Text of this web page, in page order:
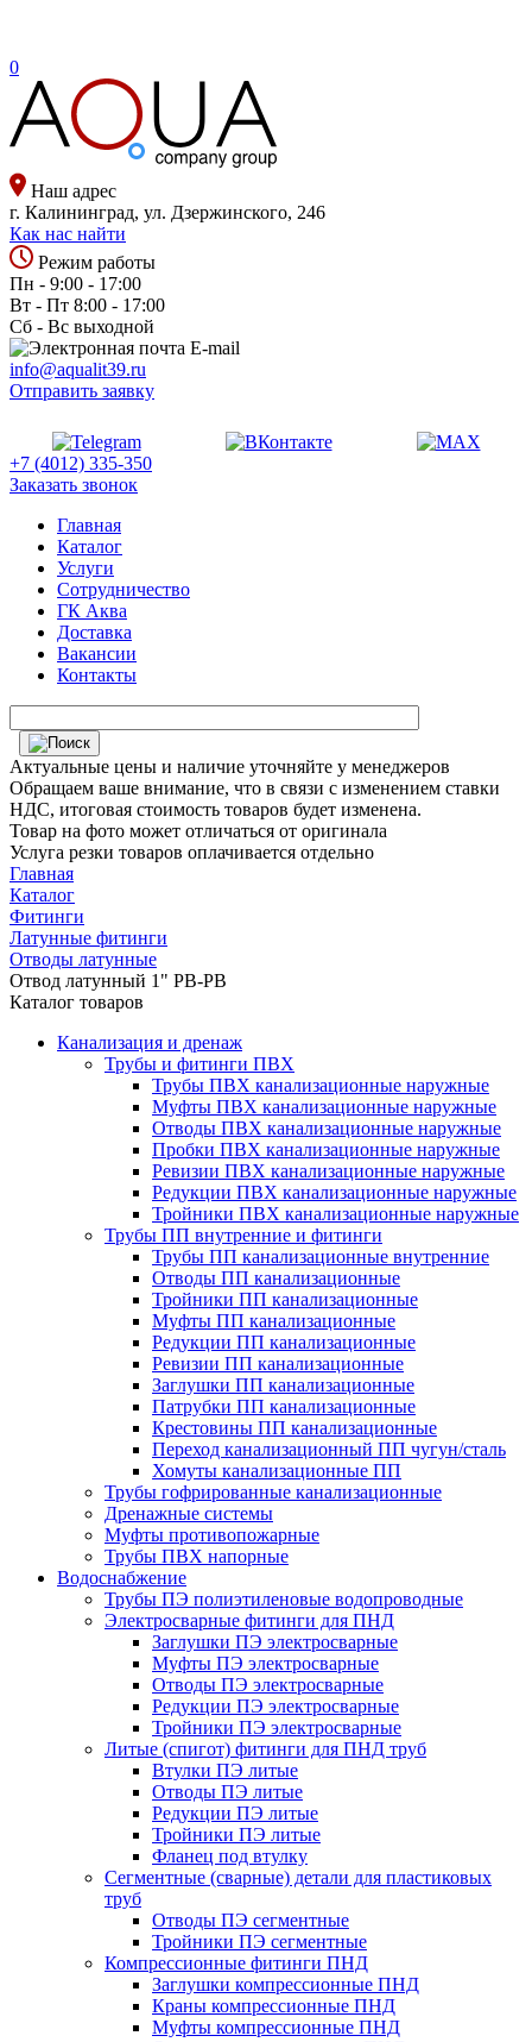
0
Наш адрес
г. Калининград, ул. Дзержинского, 246
Как нас найти
Режим работы
Пн - 9:00 - 17:00
Вт - Пт 8:00 - 17:00
Сб - Вс выходной
E-mail
info@aqualit39.ru
Отправить заявку
+7 (4012) 335-350
Заказать звонок
Главная
Каталог
Услуги
Сотрудничество
ГК Аква
Доставка
Вакансии
Контакты
Актуальные цены и наличие уточняйте у менеджеров
Обращаем ваше внимание, что в связи с изменением ставки
НДС, итоговая стоимость товаров будет изменена.
Товар на фото может отличаться от оригинала
Услуга резки товаров оплачивается отдельно
Главная
Каталог
Фитинги
Латунные фитинги
Отводы латунные
Отвод латунный 1" РВ-РВ
Каталог товаров
Канализация и дренаж
Трубы и фитинги ПВХ
Трубы ПВХ канализационные наружные
Муфты ПВХ канализационные наружные
Отводы ПВХ канализационные наружные
Пробки ПВХ канализационные наружные
Ревизии ПВХ канализационные наружные
Редукции ПВХ канализационные наружные
Тройники ПВХ канализационные наружные
Трубы ПП внутренние и фитинги
Трубы ПП канализационные внутренние
Отводы ПП канализационные
Тройники ПП канализационные
Муфты ПП канализационные
Редукции ПП канализационные
Ревизии ПП канализационные
Заглушки ПП канализационные
Патрубки ПП канализационные
Крестовины ПП канализационные
Переход канализационный ПП чугун/сталь
Хомуты канализационные ПП
Трубы гофрированные канализационные
Дренажные системы
Муфты противопожарные
Трубы ПВХ напорные
Водоснабжение
Трубы ПЭ полиэтиленовые водопроводные
Электросварные фитинги для ПНД
Заглушки ПЭ электросварные
Муфты ПЭ электросварные
Отводы ПЭ электросварные
Редукции ПЭ электросварные
Тройники ПЭ электросварные
Литые (спигот) фитинги для ПНД труб
Втулки ПЭ литые
Отводы ПЭ литые
Редукции ПЭ литые
Тройники ПЭ литые
Фланец под втулку
Сегментные (сварные) детали для пластиковых
труб
Отводы ПЭ сегментные
Тройники ПЭ сегментные
Компрессионные фитинги ПНД
Заглушки компрессионные ПНД
Краны компрессионные ПНД
Муфты компрессионные ПНД